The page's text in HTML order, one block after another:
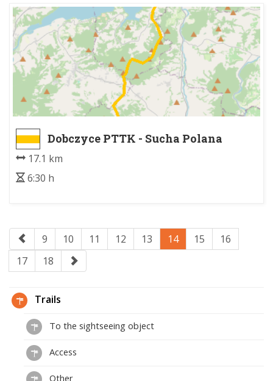
Dobczyce PTTK - Sucha Polana
17.1 km
6:30 h
9 10 11 12 13 14 15
16
17
18
Trails
To the sightseeing object
Access
Other